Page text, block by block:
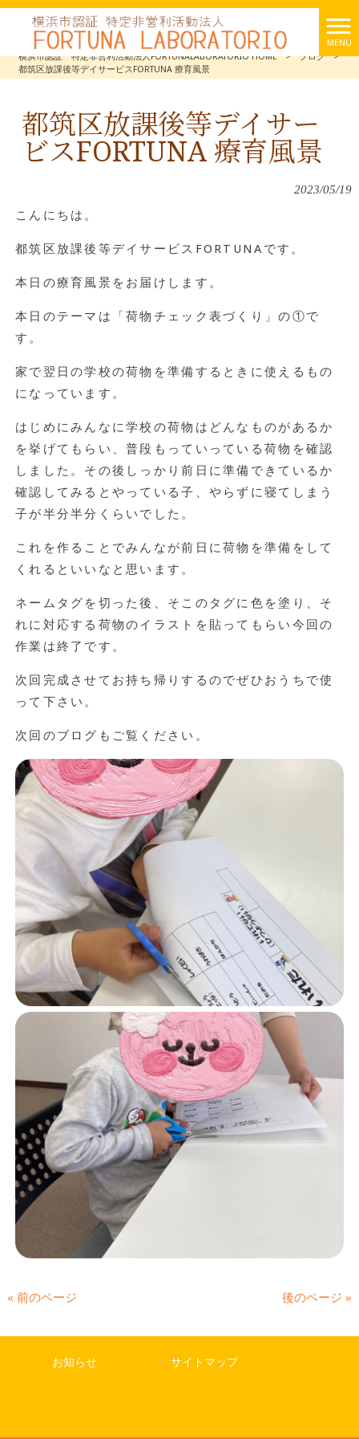
MENU
横浜市認証 特定非営利活動法人FORTUNALABORATORIO HOME
> ブログ
>
都筑区放課後等デイサービスFORTUNA 療育風景
都筑区放課後等デイサー
ビスFORTUNA 療育風景
2023/05/19
こんにちは。
都筑区放課後等デイサービスFORTUNAです。
本日の療育風景をお届けします。
本日のテーマは「荷物チェック表づくり」の①で
す。
家で翌日の学校の荷物を準備するときに使えるもの
になっています。
はじめにみんなに学校の荷物はどんなものがあるか
を挙げてもらい、普段もっていっている荷物を確認
しました。その後しっかり前日に準備できているか
確認してみるとやっている子、やらずに寝てしまう
子が半分半分くらいでした。
これを作ることでみんなが前日に荷物を準備をして
くれるといいなと思います。
ネームタグを切った後、そこのタグに色を塗り、そ
れに対応する荷物のイラストを貼ってもらい今回の
作業は終了です。
次回完成させてお持ち帰りするのでぜひおうちで使
って下さい。
次回のブログもご覧ください。
« 前のページ 後のページ »
お知らせ サイトマップ